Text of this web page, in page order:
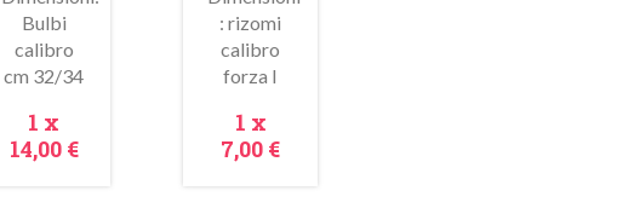
Anteprima
Bulbi
calibro
cm 32/34
Prezzo
1 x
14,00 €
Anteprima
: rizomi
calibro
forza I
Prezzo
1 x
7,00 €